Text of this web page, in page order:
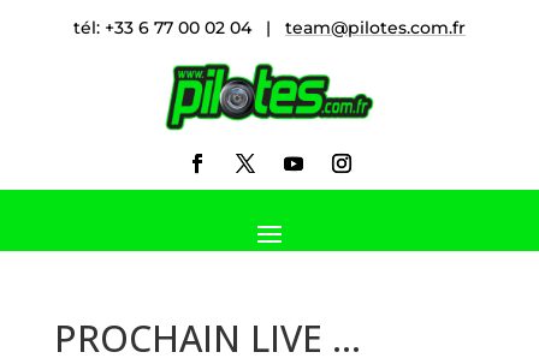
tél: +33 6 77 00 02 04 | team@pilotes.com.fr
PROCHAIN LIVE …